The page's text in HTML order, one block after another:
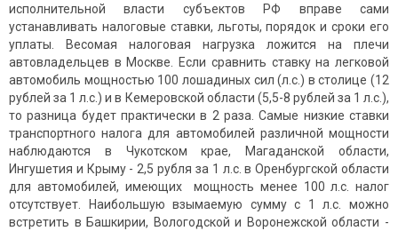
исполнительной власти субъектов РФ вправе сами
устанавливать налоговые ставки, льготы, порядок и сроки его
уплаты. Весомая налоговая нагрузка ложится на плечи
автовладельцев в Москве. Если сравнить ставку на легковой
автомобиль мощностью 100 лошадиных сил (л.с.) в столице (12
рублей за 1 л.с.) и в Кемеровской области (5,5-8 рублей за 1 л.с.),
то разница будет практически в 2 раза. Самые низкие ставки
транспортного налога для автомобилей различной мощности
наблюдаются в Чукотском крае, Магаданской области,
Ингушетия и Крыму - 2,5 рубля за 1 л.с. в Оренбургской области
для автомобилей, имеющих мощность менее 100 л.с. налог
отсутствует. Наибольшую взымаемую сумму с 1 л.с. можно
встретить в Башкирии, Вологодской и Воронежской области -